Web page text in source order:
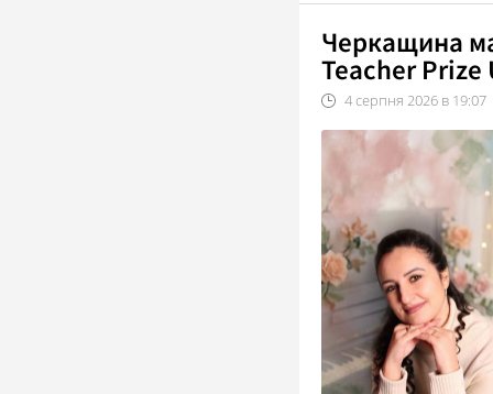
Черкащина
Teacher Prize
4серпня 2026 в 19:07